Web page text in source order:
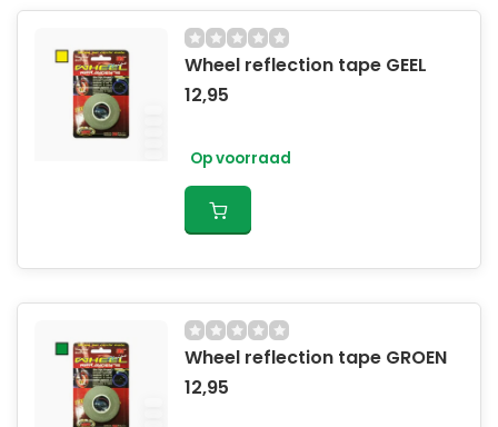
Wheel reflection tape GEEL
12,95
Op voorraad
Wheel reflection tape GROEN
12,95